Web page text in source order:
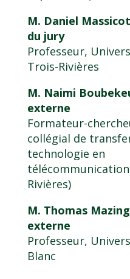
M. Daniel
du jury
Professeur,
Trois-Rivières
M. Naimi
externe
Formateur-
collégial de
technologie en
Rivières)
M. Thomas
externe
Professeur,
Blanc